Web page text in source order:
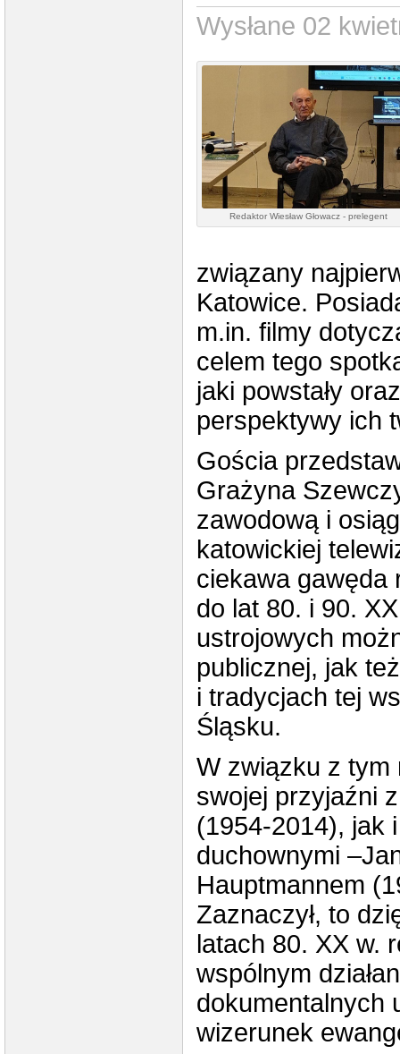
Wysłane 02
Redaktor Wiesław Głowacz - prelegent
związany
Katowice.
m.in. filmy
celem tego
jaki powstały
perspektywy ich
Gościa
Grażyna
zawodową i
katowickiej
ciekawa gawęda
do lat 80. i 90.
ustrojowych
publicznej, jak
i tradycjach tej
Śląsku.
W związku z tym
swojej przyjaźni
(1954-2014), jak
duchownymi
Hauptmannem
Zaznaczył, to
latach 80. XX w.
wspólnym
dokumentalnych
wizerunek